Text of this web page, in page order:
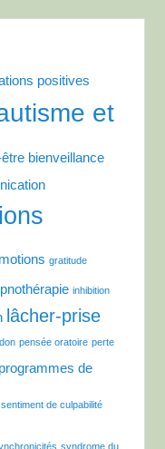
positives
et
bienveillance
gratitude
inhibition
lâcher-prise
pensée oratoire perte
programmes de
sentiment de culpabilité
syndrome du